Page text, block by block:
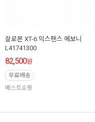
살로몬 XT-6 익스팬스 에보니
L41741300
82,500원
무료배송
베스트쇼핑